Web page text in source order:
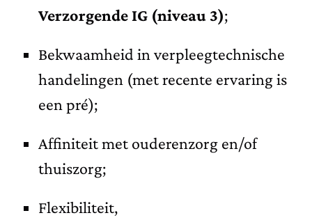
Verzorgende IG (niveau 3);
Bekwaamheid in verpleegtechnische
handelingen (met recente ervaring is
een pré);
Affiniteit met ouderenzorg en/of
thuiszorg;
Flexibiliteit,